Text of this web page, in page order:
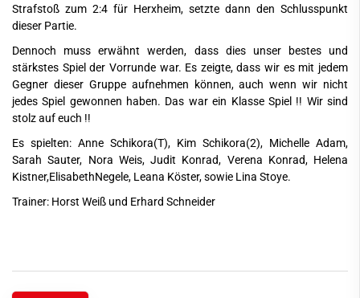
Strafstoß zum 2:4 für Herxheim, setzte dann den Schlusspunkt
dieser Partie.
Dennoch muss erwähnt werden, dass dies unser bestes und
stärkstes Spiel der Vorrunde war. Es zeigte, dass wir es mit jedem
Gegner dieser Gruppe aufnehmen können, auch wenn wir nicht
jedes Spiel gewonnen haben. Das war ein Klasse Spiel !! Wir sind
stolz auf euch !!
Es spielten: Anne Schikora(T), Kim Schikora(2), Michelle Adam,
Sarah Sauter, Nora Weis, Judit Konrad, Verena Konrad, Helena
Kistner,ElisabethNegele, Leana Köster, sowie Lina Stoye.
Trainer: Horst Weiß und Erhard Schneider